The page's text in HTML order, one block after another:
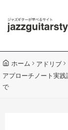
ホーム
アドリブ
アプローチノート実
で